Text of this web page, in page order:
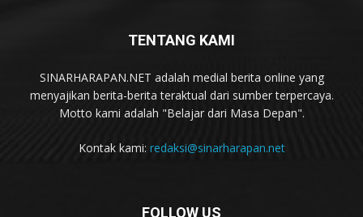
TENTANG KAMI
SINARHARAPAN.NET adalah medial berita online yang
menyajikan berita-berita teraktual dari sumber terpercaya.
Motto kami adalah "Belajar dari Masa Depan".
Kontak kami: redaksi@sinarharapan.net
FOLLOW US